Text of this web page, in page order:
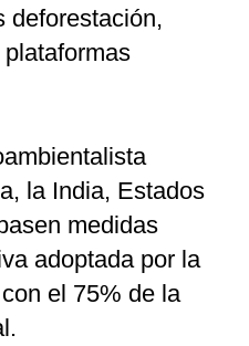
deforestación,
la India, Estados
medidas
adoptada por la
el 75% de la